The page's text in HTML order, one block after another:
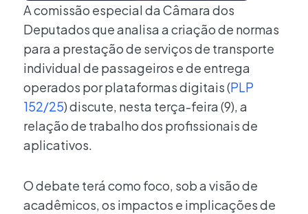
A comissão especial da Câmara dos
Deputados que analisa a criação de normas
para a prestação de serviços de transporte
individual de passageiros e de entrega
operados por plataformas digitais (PLP
152/25) discute, nesta terça-feira (9), a
relação de trabalho dos profissionais de
aplicativos.
O debate terá como foco, sob a visão de
acadêmicos, os impactos e implicações de